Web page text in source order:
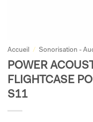
Accueil / Sonorisation -
POWER
FLIGHTCASE
S11